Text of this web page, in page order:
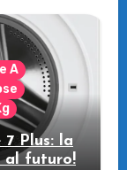
A
7 Plus: la
al futuro!